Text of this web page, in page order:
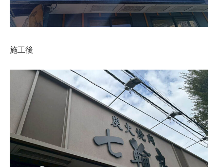
施工後